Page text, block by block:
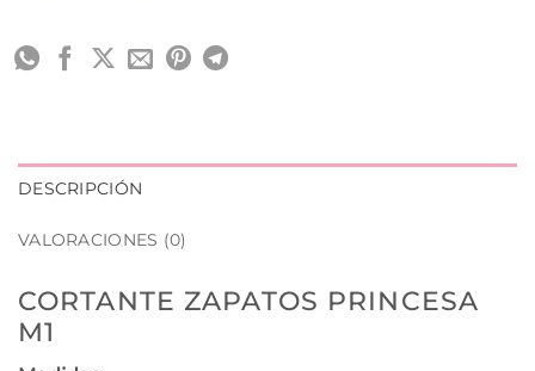
DESCRIPCIÓN
VALORACIONES (0)
CORTANTE ZAPATOS PRINCESA
M1